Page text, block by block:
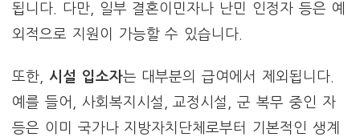
됩니다. 다만, 일부 결혼이민자나 난민 인정자 등은 예
외적으로 지원이 가능할 수 있습니다.
또한, 시설 입소자는 대부분의 급여에서 제외됩니다.
예를 들어, 사회복지시설, 교정시설, 군 복무 중인 자
등은 이미 국가나 지방자치단체로부터 기본적인 생계